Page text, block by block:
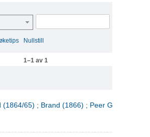
Nullstill
1–1 av 1
(1864/65) ; Brand (1866) ; Peer Gynt (1867)]